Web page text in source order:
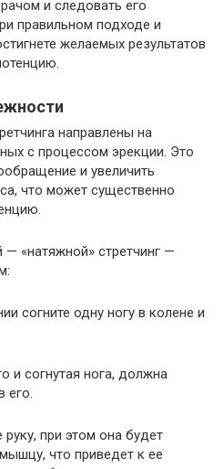
и следовать его
правильном подходе и
желаемых результатов
направлены на
с процессом эрекции. Это
и увеличить
что может существенно
«натяжной» стретчинг —
согните одну ногу в колене и
и согнутая нога, должна
его.
при этом она будет
что приведет к ее